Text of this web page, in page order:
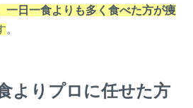
一日一食よりも多く食べた方が痩
。
よりプロに任せた方